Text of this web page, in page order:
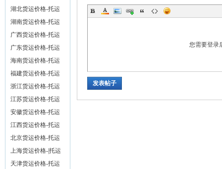
超
价格
湖北货运价格-托运
价格
湖南货运价格-托运
价格
广西货运价格-托运
价格
广东货运价格-托运
价格
海南货运价格-托运
价格
福建货运价格-托运
价格
浙江货运价格-托运
价格
江苏货运价格-托运
价格
安徽货运价格-托运
价格
江西货运价格-托运
价格
北京货运价格-托运
价格
上海货运价格-|托运
价格
天津货运价格-托运
您需要登录
发表帖子